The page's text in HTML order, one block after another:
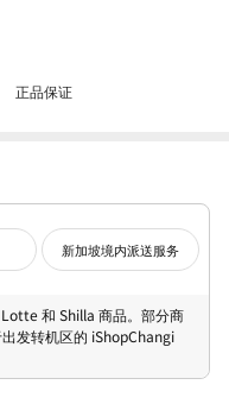
正品保证
新加坡境内派送服务
和 Shilla 商品。部分商
发转机区的 iShopChangi